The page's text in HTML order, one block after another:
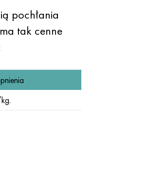
pochłania
tak cenne